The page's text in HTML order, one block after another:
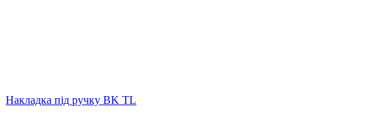
Накладка під ручку BK TL